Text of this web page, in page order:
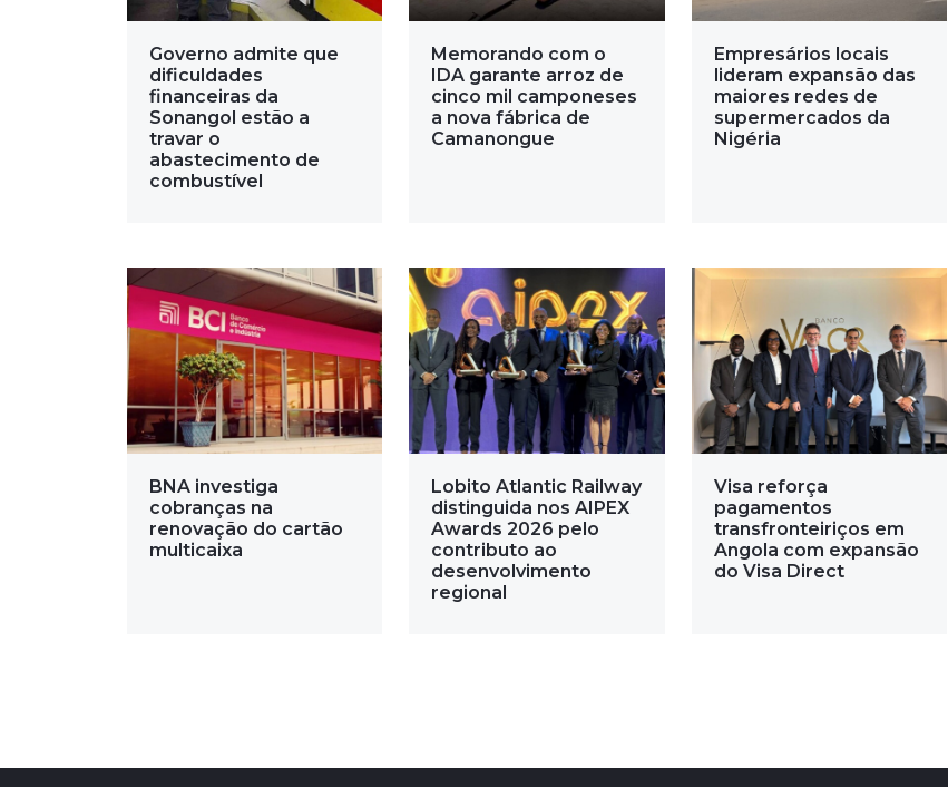
Governo admite que
dificuldades
financeiras da
Sonangol estão a
travar o
abastecimento de
combustível
Memorando com o
IDA garante arroz de
cinco mil camponeses
a nova fábrica de
Camanongue
Empresários locais
lideram expansão das
maiores redes de
supermercados da
Nigéria
BNA investiga
cobranças na
renovação do cartão
multicaixa
Lobito Atlantic Railway
distinguida nos AIPEX
Awards 2026 pelo
contributo ao
desenvolvimento
regional
Visa reforça
pagamentos
transfronteiriços em
Angola com expansão
do Visa Direct